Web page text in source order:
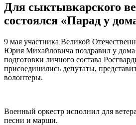
Для сыктывкарского
состоялся «Парад у
9 мая участника Великой
Юрия Михайловича поздравил у дома
подготовки личного состава
присоединились депутаты,
волонтеры.
Военный оркестр исполнил для
песни и марши.